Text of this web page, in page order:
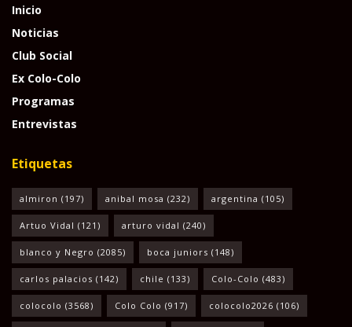
Inicio
Noticias
Club Social
Ex Colo-Colo
Programas
Entrevistas
Etiquetas
almiron (197) anibal mosa (232) argentina (105)
Artuo Vidal (121) arturo vidal (240)
blanco y Negro (2085) boca juniors (148)
carlos palacios (142) chile (133) Colo-Colo (483)
colocolo (3568) Colo Colo (917) colocolo2026 (106)